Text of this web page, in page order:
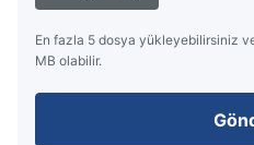
En fazla 5 dosya yükleyebilirsiniz
MB olabilir.